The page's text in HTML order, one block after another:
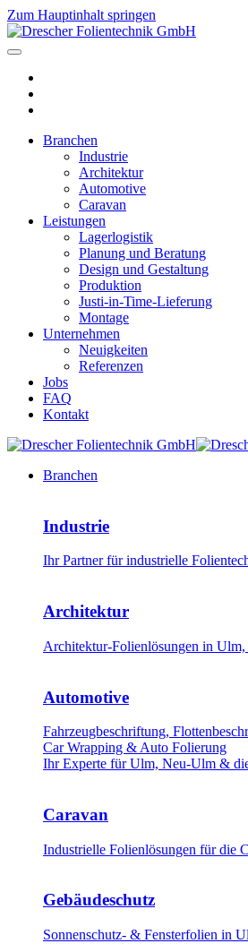
Zum Hauptinhalt springen
Branchen
Industrie
Architektur
Automotive
Caravan
Leistungen
Lagerlogistik
Planung und Beratung
Design und Gestaltung
Produktion
Justi-in-Time-Lieferung
Montage
Unternehmen
Neuigkeiten
Referenzen
Jobs
FAQ
Kontakt
Branchen
Industrie
Ihr Partner für industrielle
Architektur
Architektur-Folienlösungen in
Automotive
Fahrzeugbeschriftung,
Car Wrapping & Auto Folierung
Ihr Experte für Ulm, Neu-Ulm &
Caravan
Industrielle Folienlösungen für die
Gebäudeschutz
Sonnenschutz- & Fensterfolien in